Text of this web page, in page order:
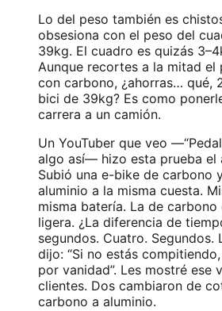
Lo del peso también es
obsesiona con el peso del
39kg. El cuadro es quizás
Aunque recortes a la mitad el
con carbono, ¿ahorras… qué,
bici de 39kg? Es como
carrera a un camión.
Un YouTuber que veo
algo así— hizo esta prueba el
Subió una e-bike de carbono
aluminio a la misma cuesta.
misma batería. La de carbono
ligera. ¿La diferencia de
segundos. Cuatro. Segundos.
dijo: “Si no estás
por vanidad”. Les mostré ese
clientes. Dos cambiaron de
carbono a aluminio.